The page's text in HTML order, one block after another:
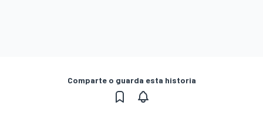
Comparte o guarda esta historia